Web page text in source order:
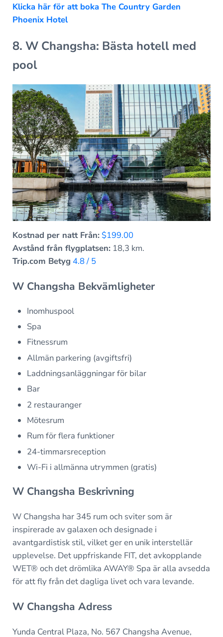
Klicka här för att boka The Country Garden
Phoenix Hotel
8. W Changsha: Bästa hotell med
pool
Kostnad per natt Från: $199.00
Avstånd från flygplatsen:18,3 km.
Trip.com Betyg 4.8 / 5
W Changsha Bekvämligheter
Inomhuspool
Spa
Fitnessrum
Allmän parkering (avgiftsfri)
Laddningsanläggningar för bilar
Bar
2 restauranger
Mötesrum
Rum för flera funktioner
24-timmarsreception
Wi-Fi i allmänna utrymmen (gratis)
W Changsha Beskrivning
W Changsha har 345 rum och sviter som är
inspirerade av galaxen och designade i
avantgardistisk stil, vilket ger en unik interstellär
upplevelse. Det uppfriskande FIT, det avkopplande
WET® och det drömlika AWAY® Spa är alla avsedda
för att fly från det dagliga livet och vara levande.
W Changsha Adress
Yunda Central Plaza, No. 567 Changsha Avenue,